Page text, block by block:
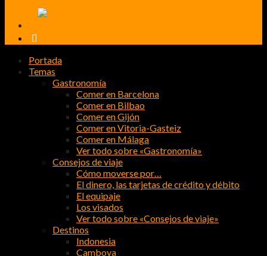
Portada
Temas
Gastronomía
Comer en Barcelona
Comer en Bilbao
Comer en Gijón
Comer en Vitoria-Gasteiz
Comer en Málaga
Ver todo sobre «Gastronomía»
Consejos de viaje
Cómo moverse por…
El dinero, las tarjetas de crédito y débito
El equipaje
Los visados
Ver todo sobre «Consejos de viaje»
Destinos
Indonesia
Camboya